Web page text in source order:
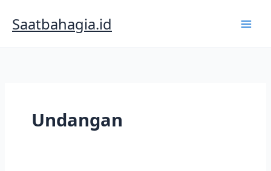
kontenSaatbahagia.id
Undangan